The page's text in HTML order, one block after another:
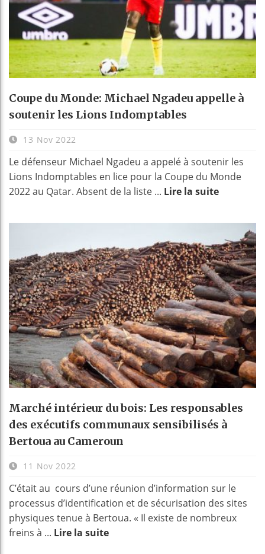
Coupe du Monde: Michael Ngadeu appelle à
soutenir les Lions Indomptables
13 Nov 2022
Le défenseur Michael Ngadeu a appelé à soutenir les
Lions Indomptables en lice pour la Coupe du Monde
2022 au Qatar. Absent de la liste ... Lire la suite
Marché intérieur du bois: Les responsables
des exécutifs communaux sensibilisés à
Bertoua au Cameroun
11 Nov 2022
C’était au cours d’une réunion d’information sur le
processus d’identification et de sécurisation des sites
physiques tenue à Bertoua. « Il existe de nombreux
freins à ... Lire la suite